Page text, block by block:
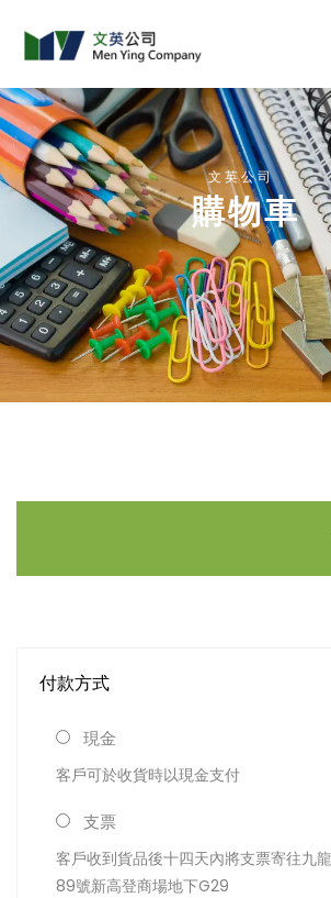
文英公司
購物車
付款方式
現金
客戶可於收貨時以現金支付
支票
客戶收到貨品後十四天內將支票寄往九
89號新高登商場地下G29